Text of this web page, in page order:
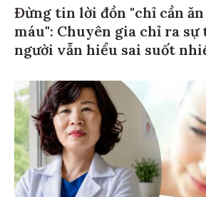
Đừng tin lời đồn "chỉ cần ăn
máu": Chuyên gia chỉ ra sự
người vẫn hiểu sai suốt